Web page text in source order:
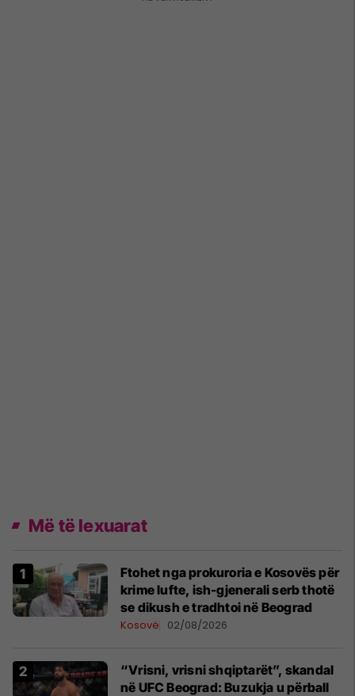
Më të lexuarat
Ftohet nga prokuroria e Kosovës për
krime lufte, ish-gjenerali serb thotë
se dikush e tradhtoi në Beograd
Kosovë 02/08/2026
“Vrisni, vrisni shqiptarët”, skandal
në UFC Beograd: Buzukja u përball